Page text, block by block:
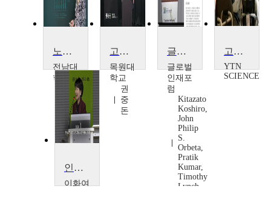
노인복지
전남대
학교
정
화
고령사회와 노인복지
목원대
학교
권
중
돈
글로벌 인재포럼 2006: 미래인력- 고령화의 영향
글로벌
인재포
럼
Kitazato
Koshiro,
John
Philip
S.
Orbeta,
Pratik
Kumar,
Timothy
Lynch
고령화 시대의 그림자, 치매를 대비하라!
YTN
SCIENCE
인구고령화와 연령통합사회
이화여